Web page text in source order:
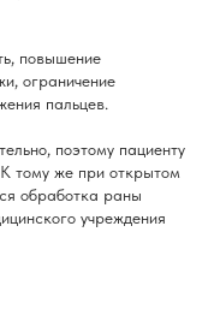
повышение
ограничение
пальцев.
поэтому пациенту
тому же при открытом
обработка раны
учреждения